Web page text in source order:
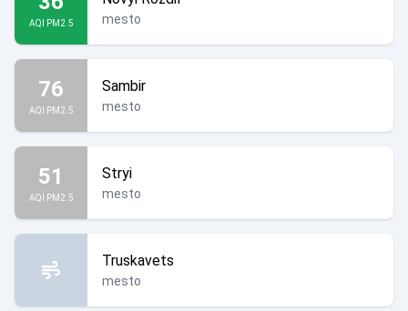
AQI PM2.5 mesto
76
AQI PM2.5
Sambir
mesto
51
AQI PM2.5
Stryi
mesto
Truskavets
mesto